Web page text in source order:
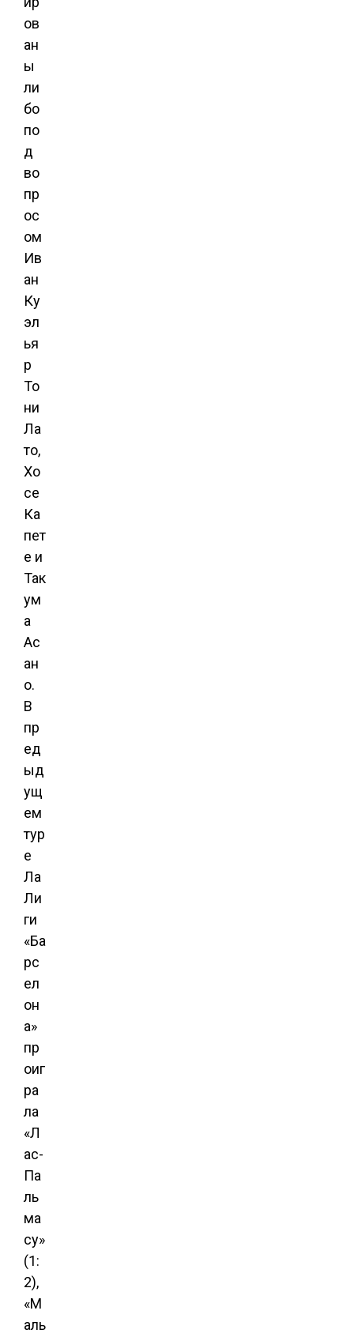
ов
ан
ы
ли
бо
по
д
во
пр
ос
ом
Ив
ан
Ку
эл
ья
р
То
ни
Ла
то,
Хо
се
Ка
пет
е и
Так
ум
а
Ас
ан
о.
В
пр
ед
ыд
ущ
ем
тур
е
Ла
Ли
ги
«Ба
рс
ел
он
а»
пр
оиг
ра
ла
«Л
ас-
Па
ль
ма
су»
(1:
2),
«М
аль